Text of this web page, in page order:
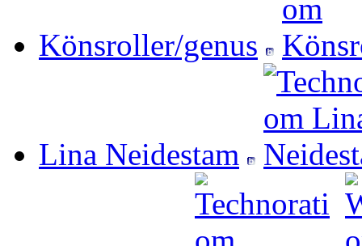
Könsroller/genus
Lina Neidestam